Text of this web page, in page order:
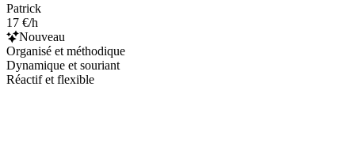
Patrick
17 €/h
Nouveau
Organisé et méthodique
Dynamique et souriant
Réactif et flexible